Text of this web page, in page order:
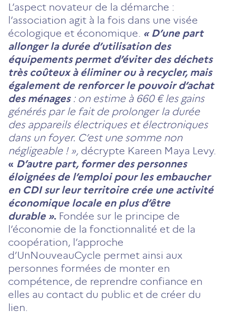
L’aspect novateur de la démarche :
l’association agit à la fois dans une visée
écologique et économique. « D’une part
allonger la durée d’utilisation des
équipements permet d’éviter des déchets
très coûteux à éliminer ou à recycler, mais
également de renforcer le pouvoir d’achat
des ménages: on estime à 660 € les gains
générés par le fait de prolonger la durée
des appareils électriques et électroniques
dans un foyer. C’est une somme non
négligeable ! », décrypte Kareen Maya Levy.
« D’autre part, former des personnes
éloignées de l’emploi pour les embaucher
en CDI sur leur territoire crée une activité
économique locale en plus d’être
durable ». Fondée sur le principe de
l’économie de la fonctionnalité et de la
coopération, l’approche
d’UnNouveauCycle permet ainsi aux
personnes formées de monter en
compétence, de reprendre confiance en
elles au contact du public et de créer du
lien.